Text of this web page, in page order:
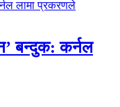
बन्दुक: कर्नल